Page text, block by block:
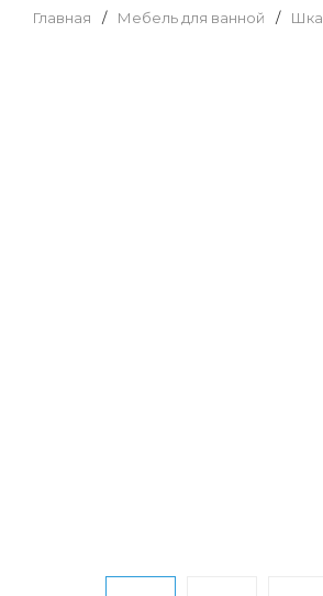
Главная / Мебель для ванной /